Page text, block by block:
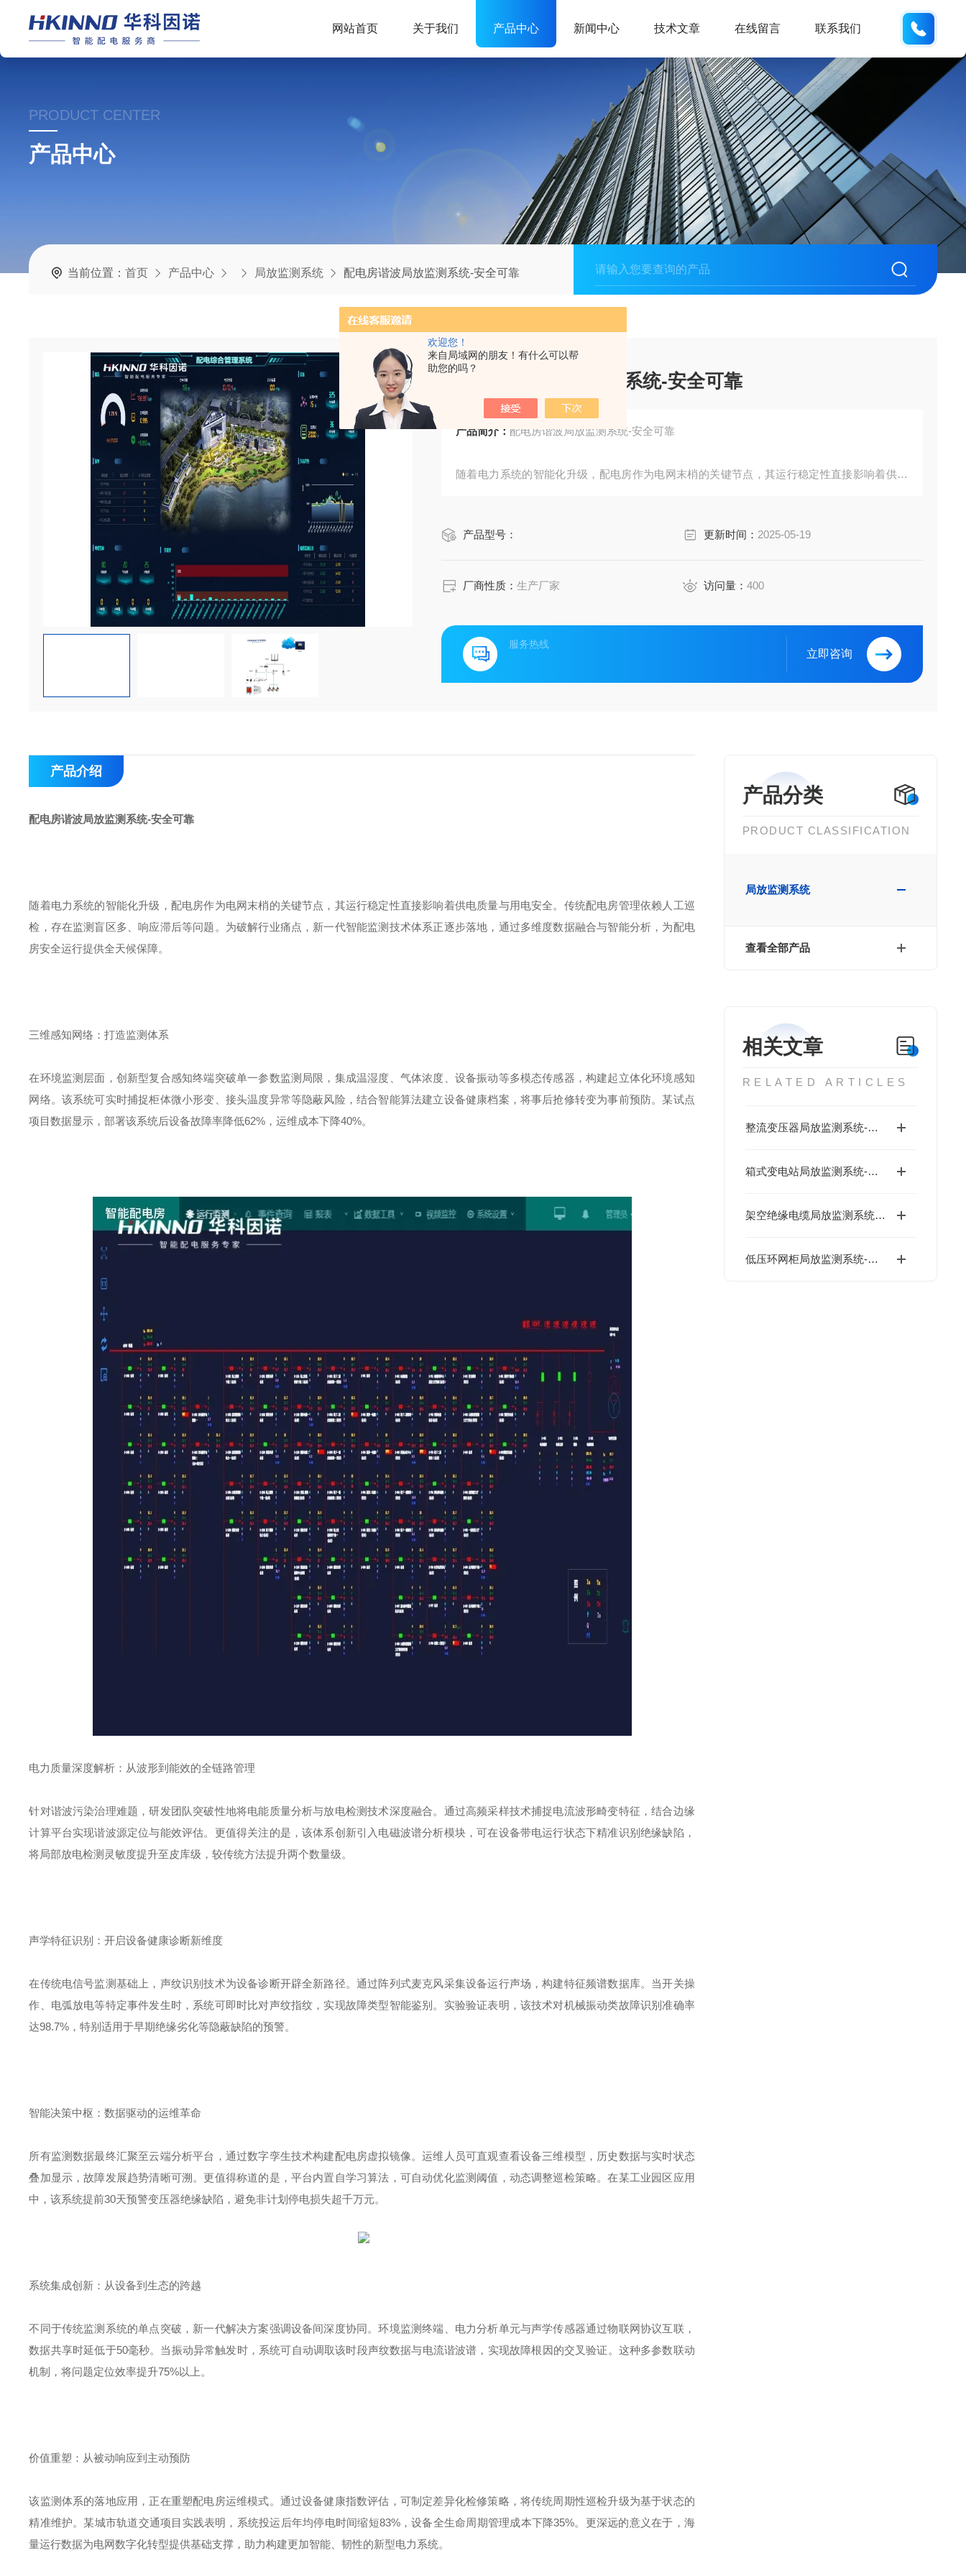
欢迎您！
来自局域网的朋友！有什么可以帮
助您的吗？
网站首页 关于我们 产品中心 新闻中心 技术文章 在线留言 联系我们
PRODUCT CENTER
产品中心
当前位置：首页 产品中心 局放监测系统 配电房谐波局放监测系统-安全可靠
配电房谐波局放监测系统-安全可靠
产品简介： 配电房谐波局放监测系统-安全可靠
随着电力系统的智能化升级，配电房作为电网末梢的关键节点，其运行稳定性直接影响着供电
安全运行提供全天候保障。
产品型号： 更新时间： 2025-05-19
厂商性质：生产厂家 访问量： 400
服务热线
立即咨询
产品分类
PRODUCT CLASSIFICATION
局放监测系统
查看全部产品
相关文章
RELATED ARTICLES
整流变压器局放监测系统-低成本
箱式变电站局放监测系统-低成本
架空绝缘电缆局放监测系统-低成本
低压环网柜局放监测系统-数字运维
产品介绍
配电房谐波局放监测系统-安全可靠
随着电力系统的智能化升级，配电房作为电网末梢的关键节点，其运行稳定性直接影响着供电质量与用电安全。传统配电房管理依赖人工巡
检，存在监测盲区多、响应滞后等问题。为破解行业痛点，新一代智能监测技术体系正逐步落地，通过多维度数据融合与智能分析，为配电
房安全运行提供全天候保障。
三维感知网络：打造监测体系
在环境监测层面，创新型复合感知终端突破单一参数监测局限，集成温湿度、气体浓度、设备振动等多模态传感器，构建起立体化环境感知
网络。该系统可实时捕捉柜体微小形变、接头温度异常等隐蔽风险，结合智能算法建立设备健康档案，将事后抢修转变为事前预防。某试点
项目数据显示，部署该系统后设备故障率降低62% ，运维成本下降40%。
电力质量深度解析：从波形到能效的全链路管理
针对谐波污染治理难题，研发团队突破性地将电能质量分析与放电检测技术深度融合。通过高频采样技术捕捉电流波形畸变特征，结合边缘
计算平台实现谐波源定位与能效评估。更值得关注的是，该体系创新引入电磁波谱分析模块，可在设备带电运行状态下精准识别绝缘缺陷，
将局部放电检测灵敏度提升至皮库级，较传统方法提升两个数量级。
声学特征识别：开启设备健康诊断新维度
在传统电信号监测基础上，声纹识别技术为设备诊断开辟全新路径。通过阵列式麦克风采集设备运行声场，构建特征频谱数据库。当开关操
作、电弧放电等特定事件发生时，系统可即时比对声纹指纹，实现故障类型智能鉴别。实验验证表明，该技术对机械振动类故障识别准确率
达98.7% ，特别适用于早期绝缘劣化等隐蔽缺陷的预警。
智能决策中枢：数据驱动的运维革命
所有监测数据最终汇聚至云端分析平台，通过数字孪生技术构建配电房虚拟镜像。运维人员可直观查看设备三维模型，历史数据与实时状态
叠加显示，故障发展趋势清晰可溯。更值得称道的是，平台内置自学习算法，可自动优化监测阈值，动态调整巡检策略。在某工业园区应用
中，该系统提前30天预警变压器绝缘缺陷，避免非计划停电损失超千万元。
系统集成创新：从设备到生态的跨越
不同于传统监测系统的单点突破，新一代解决方案强调设备间深度协同。环境监测终端、电力分析单元与声学传感器通过物联网协议互联，
数据共享时延低于50毫秒。当振动异常触发时，系统可自动调取该时段声纹数据与电流谐波谱，实现故障根因的交叉验证。这种多参数联动
机制，将问题定位效率提升75%以上。
价值重塑：从被动响应到主动预防
该监测体系的落地应用，正在重塑配电房运维模式。通过设备健康指数评估，可制定差异化检修策略，将传统周期性巡检升级为基于状态的
精准维护。某城市轨道交通项目实践表明，系统投运后年均停电时间缩短83%，设备全生命周期管理成本下降35%。更深远的意义在于，海
量运行数据为电网数字化转型提供基础支撑，助力构建更加智能、韧性的新型电力系统。